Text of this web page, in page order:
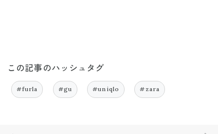
この記事のハッシュタグ
#furla #gu #uniqlo #zara